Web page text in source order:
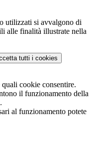
utilizzati si avvalgono di
alle finalità illustrate nella
tutti i cookies
quali cookie consentire.
il funzionamento della
al funzionamento potete